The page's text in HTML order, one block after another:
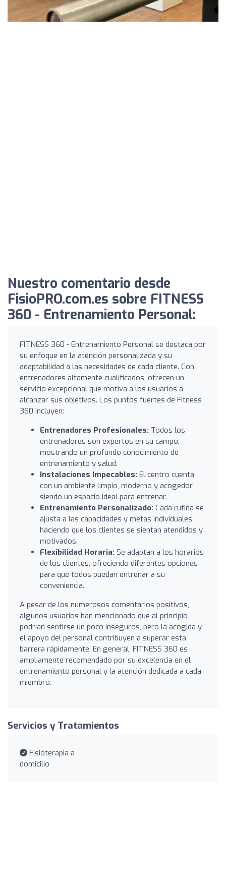
Nuestro comentario desde
FisioPRO.com.es sobre FITNESS
360 - Entrenamiento Personal:
FITNESS 360 - Entrenamiento Personal se destaca por
su enfoque en la atención personalizada y su
adaptabilidad a las necesidades de cada cliente. Con
entrenadores altamente cualificados, ofrecen un
servicio excepcional que motiva a los usuarios a
alcanzar sus objetivos. Los puntos fuertes de Fitness
360 incluyen:
Entrenadores Profesionales: Todos los
entrenadores son expertos en su campo,
mostrando un profundo conocimiento de
entrenamiento y salud.
Instalaciones Impecables: El centro cuenta
con un ambiente limpio, moderno y acogedor,
siendo un espacio ideal para entrenar.
Entrenamiento Personalizado: Cada rutina se
ajusta a las capacidades y metas individuales,
haciendo que los clientes se sientan atendidos y
motivados.
Flexibilidad Horaria: Se adaptan a los horarios
de los clientes, ofreciendo diferentes opciones
para que todos puedan entrenar a su
conveniencia.
A pesar de los numerosos comentarios positivos,
algunos usuarios han mencionado que al principio
podrían sentirse un poco inseguros, pero la acogida y
el apoyo del personal contribuyen a superar esta
barrera rápidamente. En general, FITNESS 360 es
ampliamente recomendado por su excelencia en el
entrenamiento personal y la atención dedicada a cada
miembro.
Servicios y Tratamientos
Fisioterapia a
domicilio